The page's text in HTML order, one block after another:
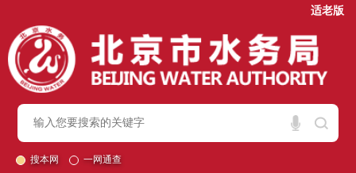
适老版
搜本网 一网通查